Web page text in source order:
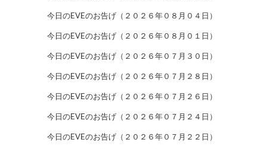
今日のEVEのお告げ（２０２６年０８月０４日）
今日のEVEのお告げ（２０２６年０８月０１日）
今日のEVEのお告げ（２０２６年０７月３０日）
今日のEVEのお告げ（２０２６年０７月２８日）
今日のEVEのお告げ（２０２６年０７月２６日）
今日のEVEのお告げ（２０２６年０７月２４日）
今日のEVEのお告げ（２０２６年０７月２２日）